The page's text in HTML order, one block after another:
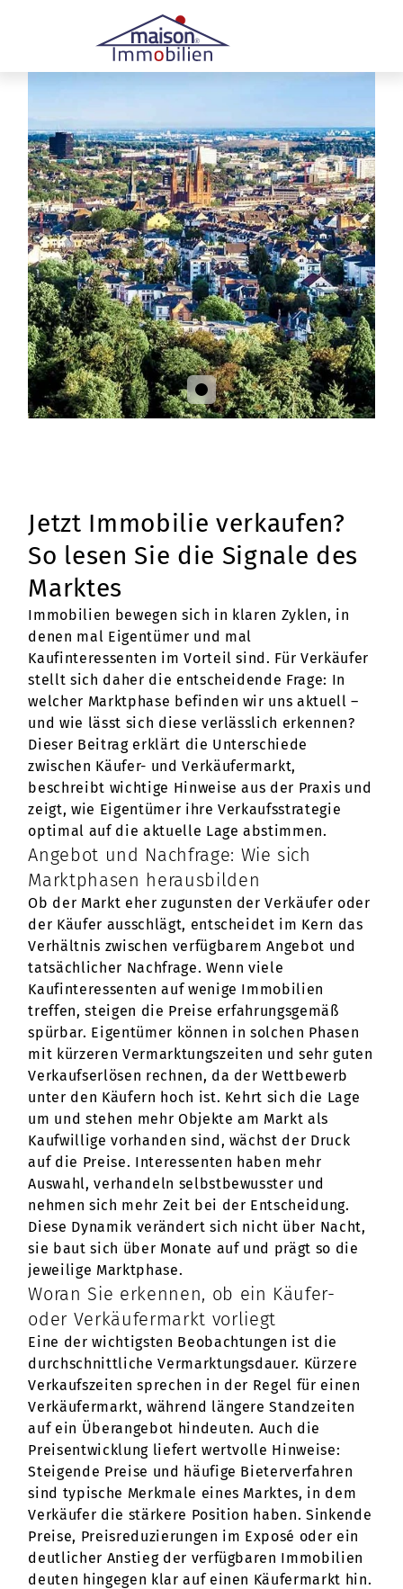
Jetzt Immobilie verkaufen?
So lesen Sie die Signale des
Marktes
Immobilien bewegen sich in klaren Zyklen, in
denen mal Eigentümer und mal
Kaufinteressenten im Vorteil sind. Für Verkäufer
stellt sich daher die entscheidende Frage: In
welcher Marktphase befinden wir uns aktuell –
und wie lässt sich diese verlässlich erkennen?
Dieser Beitrag erklärt die Unterschiede
zwischen Käufer- und Verkäufermarkt,
beschreibt wichtige Hinweise aus der Praxis und
zeigt, wie Eigentümer ihre Verkaufsstrategie
optimal auf die aktuelle Lage abstimmen.
Angebot und Nachfrage: Wie sich
Marktphasen herausbilden
Ob der Markt eher zugunsten der Verkäufer oder
der Käufer ausschlägt, entscheidet im Kern das
Verhältnis zwischen verfügbarem Angebot und
tatsächlicher Nachfrage. Wenn viele
Kaufinteressenten auf wenige Immobilien
treffen, steigen die Preise erfahrungsgemäß
spürbar. Eigentümer können in solchen Phasen
mit kürzeren Vermarktungszeiten und sehr guten
Verkaufserlösen rechnen, da der Wettbewerb
unter den Käufern hoch ist. Kehrt sich die Lage
um und stehen mehr Objekte am Markt als
Kaufwillige vorhanden sind, wächst der Druck
auf die Preise. Interessenten haben mehr
Auswahl, verhandeln selbstbewusster und
nehmen sich mehr Zeit bei der Entscheidung.
Diese Dynamik verändert sich nicht über Nacht,
sie baut sich über Monate auf und prägt so die
jeweilige Marktphase.
Woran Sie erkennen, ob ein Käufer-
oder Verkäufermarkt vorliegt
Eine der wichtigsten Beobachtungen ist die
durchschnittliche Vermarktungsdauer. Kürzere
Verkaufszeiten sprechen in der Regel für einen
Verkäufermarkt, während längere Standzeiten
auf ein Überangebot hindeuten. Auch die
Preisentwicklung liefert wertvolle Hinweise:
Steigende Preise und häufige Bieterverfahren
sind typische Merkmale eines Marktes, in dem
Verkäufer die stärkere Position haben. Sinkende
Preise, Preisreduzierungen im Exposé oder ein
deutlicher Anstieg der verfügbaren Immobilien
deuten hingegen klar auf einen Käufermarkt hin.